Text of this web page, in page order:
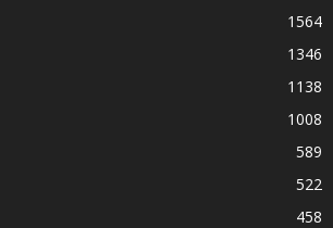
1564
1346
1138
1008
589
522
458